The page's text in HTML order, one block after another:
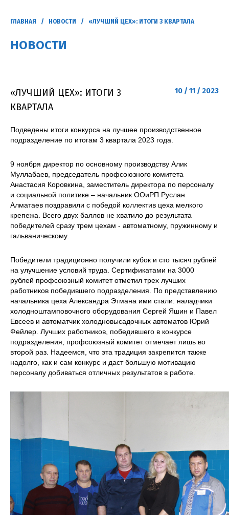
ГЛАВНАЯ / НОВОСТИ / «ЛУЧШИЙ ЦЕХ»: ИТОГИ 3 КВАРТАЛА
НОВОСТИ
«ЛУЧШИЙ ЦЕХ»: ИТОГИ 3
КВАРТАЛА
10 / 11 / 2023
Подведены итоги конкурса на лучшее производственное
подразделение по итогам 3 квартала 2023 года.
9 ноября директор по основному производству Алик
Муллабаев, председатель профсоюзного комитета
Анастасия Коровкина, заместитель директора по персоналу
и социальной политике – начальник ООиРП Руслан
Алматаев поздравили с победой коллектив цеха мелкого
крепежа. Всего двух баллов не хватило до результата
победителей сразу трем цехам - автоматному, пружинному и
гальваническому.
Победители традиционно получили кубок и сто тысяч рублей
на улучшение условий труда. Сертификатами на 3000
рублей профсоюзный комитет отметил трех лучших
работников победившего подразделения. По представлению
начальника цеха Александра Этмана ими стали: наладчики
холодноштамповочного оборудования Сергей Яшин и Павел
Евсеев и автоматчик холодновысадочных автоматов Юрий
Фейлер. Лучших работников, победившего в конкурсе
подразделения, профсоюзный комитет отмечает лишь во
второй раз. Надеемся, что эта традиция закрепится также
надолго, как и сам конкурс и даст большую мотивацию
персоналу добиваться отличных результатов в работе.